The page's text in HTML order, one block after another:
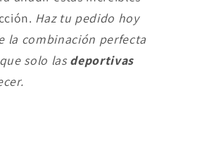
Haz tu pedido hoy
la combinación perfecta
solo las deportivas